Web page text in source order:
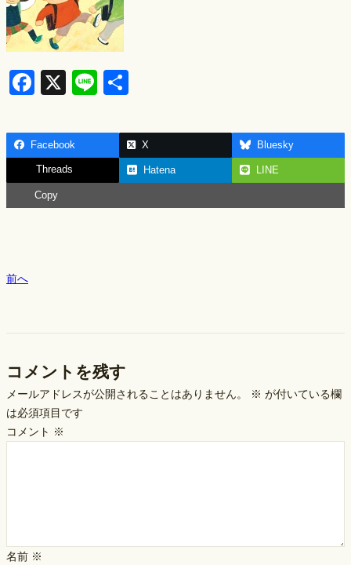
F
c
e
b
o
X
Li
e
ar
e
Facebook X Bluesky
Threads Hatena LINE
Copy
前へ
コメントを残す
メールアドレスが公開されることはありません。 ※ が付いている欄
は必須項目です
コメント ※
名前 ※